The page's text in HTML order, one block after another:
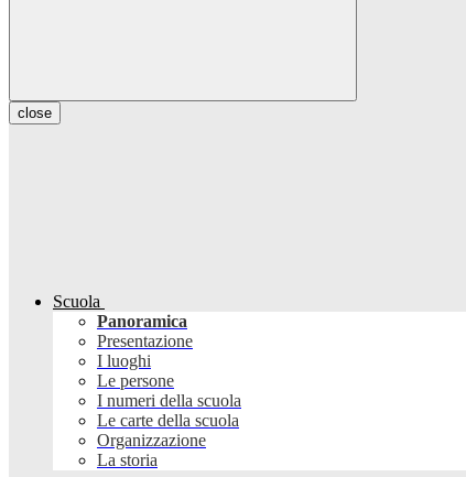
close
Scuola
Panoramica
Presentazione
I luoghi
Le persone
I numeri della scuola
Le carte della scuola
Organizzazione
La storia